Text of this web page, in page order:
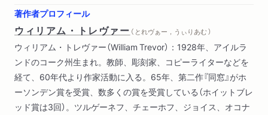
著作者プロフィール
ウィリアム・トレヴァー （ とれヴぁー，うぃりあむ ）
ウィリアム・トレヴァー（William Trevor）：1928年、アイルラ
ンドのコーク州生まれ。教師、彫刻家、コピーライターなどを
経て、60年代より作家活動に入る。65年、第二作『同窓』がホ
ーソンデン賞を受賞、数多くの賞を受賞している（ホイットブレ
ッド賞は3回）。ツルゲーネフ、チェーホフ、ジョイス、オコナ